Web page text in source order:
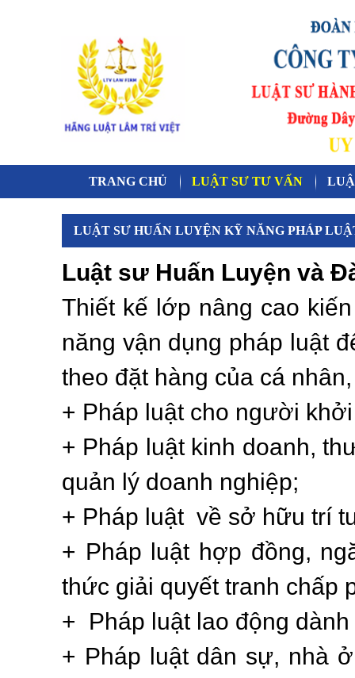
TRANG CHỦ LUẬT SƯ TƯ VẤN
LUẬT SƯ HUẤN LUYỆN KỸ NĂNG PHÁP
Luật sư Huấn Luyện và
Thiết kế lớp nâng cao
năng vận dụng pháp luật
theo đặt hàng của cá
+ Pháp luật cho người
+ Pháp luật kinh doanh,
quản lý doanh nghiệp;
+ Pháp luật về sở hữu trí
+ Pháp luật hợp đồng,
thức giải quyết tranh chấp
+ Pháp luật lao động
+ Pháp luật dân sự, nhà